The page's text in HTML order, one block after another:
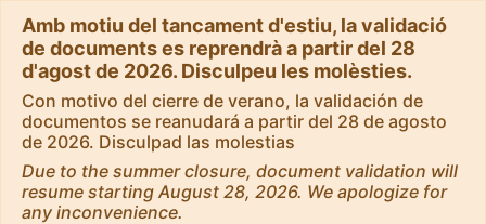
Amb motiu del tancament d'estiu, la validació
de documents es reprendrà a partir del 28
d'agost de 2026. Disculpeu les molèsties.
Con motivo del cierre de verano, la validación de
documentos se reanudará a partir del 28 de agosto
de 2026. Disculpad las molestias
Due to the summer closure, document validation will
resume starting August 28, 2026. We apologize for
any inconvenience.